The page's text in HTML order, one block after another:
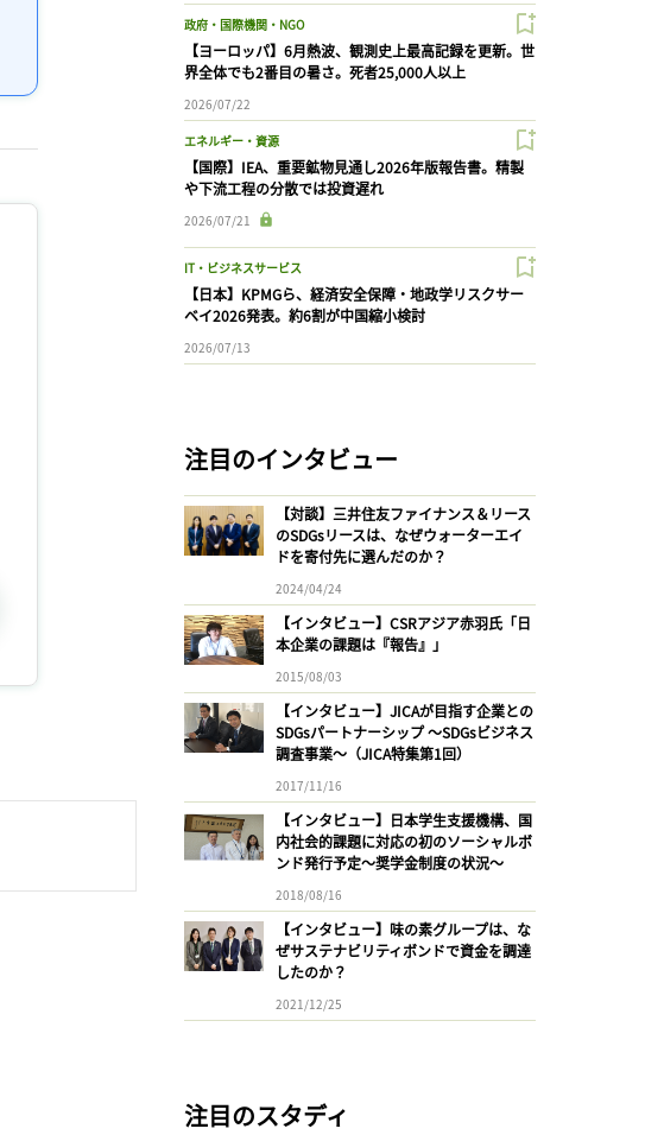
政府・国際機関・NGO
【ヨーロッパ】6月熱波、観測史上最高記録を更新。世
界全体でも2番目の暑さ。死者25,000人以上
2026/07/22
エネルギー・資源
【国際】IEA、重要鉱物見通し2026年版報告書。精製
や下流工程の分散では投資遅れ
2026/07/21
IT・ビジネスサービス
【日本】KPMGら、経済安全保障・地政学リスクサー
ベイ2026発表。約6割が中国縮小検討
2026/07/13
注目のインタビュー
【対談】三井住友ファイナンス＆リース
のSDGsリースは、なぜウォーターエイ
ドを寄付先に選んだのか？
2024/04/24
【インタビュー】CSRアジア赤羽氏「日
本企業の課題は『報告』」
2015/08/03
【インタビュー】JICAが目指す企業との
SDGsパートナーシップ 〜SDGsビジネス
調査事業〜（JICA特集第1回）
2017/11/16
【インタビュー】日本学生支援機構、国
内社会的課題に対応の初のソーシャルボ
ンド発行予定〜奨学金制度の状況〜
2018/08/16
【インタビュー】味の素グループは、な
ぜサステナビリティボンドで資金を調達
したのか？
2021/12/25
注目のスタディ